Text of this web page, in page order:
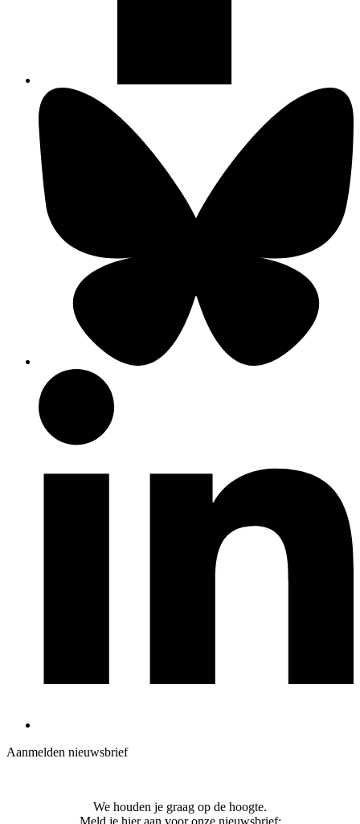
Aanmelden nieuwsbrief
We houden je graag op de hoogte.
Meld je hier aan voor onze nieuwsbrief: